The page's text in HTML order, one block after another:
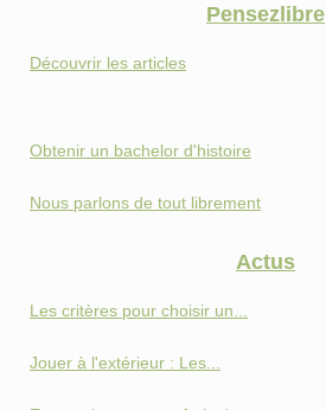
Pensezlibre
Découvrir les articles
Obtenir un bachelor d'histoire
Nous parlons de tout librement
Actus
Les critères pour choisir un...
Jouer à l'extérieur : Les...